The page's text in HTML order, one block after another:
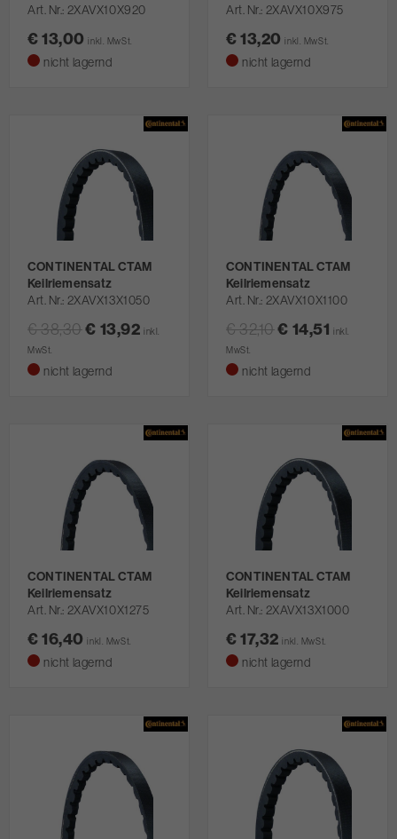
Art. Nr. 2XAVX10X920
€ 13,00inkl. MwSt.
nicht lagernd
Art. Nr. 2XAVX10X975
€ 13,20inkl. MwSt.
nicht lagernd
CONTINENTAL CTAM
Keilriemensatz
Art. Nr. 2XAVX13X1050
€ 38,30€ 13,92 inkl.
MwSt.
nicht lagernd
CONTINENTAL CTAM
Keilriemensatz
Art. Nr. 2XAVX10X1100
€ 32,10€ 14,51 inkl.
MwSt.
nicht lagernd
CONTINENTAL CTAM
Keilriemensatz
Art. Nr. 2XAVX10X1275
€ 16,40inkl. MwSt.
nicht lagernd
CONTINENTAL CTAM
Keilriemensatz
Art. Nr. 2XAVX13X1000
€ 17,32inkl. MwSt.
nicht lagernd